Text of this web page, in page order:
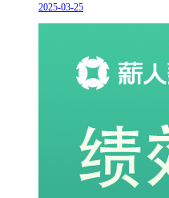
2025-03-25